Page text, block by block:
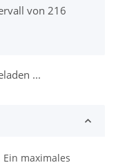
von 216
...
maximales